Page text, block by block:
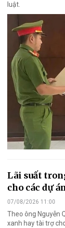
luật.
Lãi suất
cho các dự
07/08/2026 11:00
Theo ông Nguyễn
xanh hay tài trợ